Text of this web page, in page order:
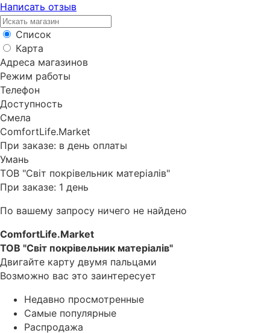
Написать отзыв
Список
Карта
Адреса магазинов
Режим работы
Телефон
Доступность
Смела
ComfortLife.Market
При заказе: в день оплаты
Умань
ТОВ "Світ покрівельник матеріалів"
При заказе: 1 день
По вашему запросу ничего не найдено
ComfortLife.Market
ТОВ "Світ покрівельник матеріалів"
Двигайте карту двумя пальцами
Возможно вас это заинтересует
Недавно просмотренные
Самые популярные
Распродажа